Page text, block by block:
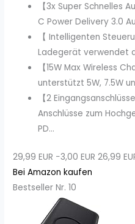
【3x Super Schnelles
C Power Delivery 3.0
【 Intelligenten
Ladegerät verwendet
【15W Max Wireless
unterstützt 5W, 7.5W
【2
Anschlüsse zum
PD...
29,99 EUR −3,00 EUR 26,99
Bei Amazon kaufen
Bestseller Nr. 10